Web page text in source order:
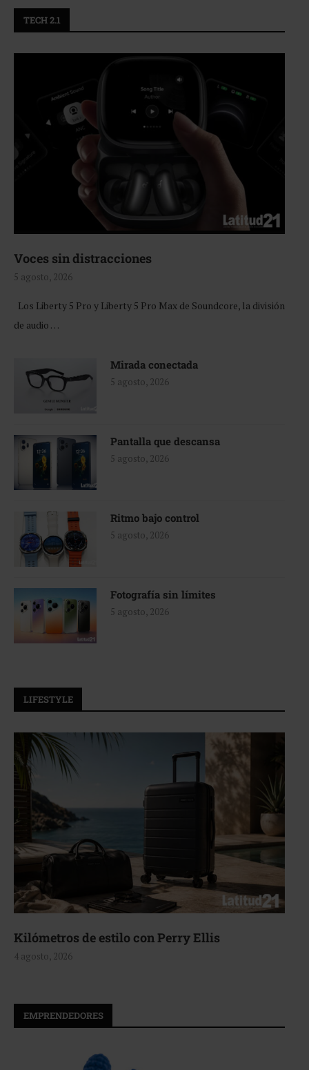
TECH 2.1
Voces sin distracciones
5 agosto, 2026
Los Liberty 5 Pro y Liberty 5 Pro Max de Soundcore, la división
de audio …
Mirada conectada
5 agosto, 2026
Pantalla que descansa
5 agosto, 2026
Ritmo bajo control
5 agosto, 2026
Fotografía sin límites
5 agosto, 2026
LIFESTYLE
Aerie, texturas que fluyen
4 agosto, 2026
EMPRENDEDORES